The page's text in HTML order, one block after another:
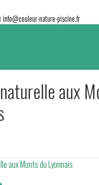
info@couleur-nature-piscine.fr
aux